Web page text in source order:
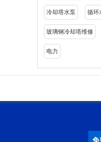
冷却塔水泵 循环
玻璃钢冷却塔维修
电力